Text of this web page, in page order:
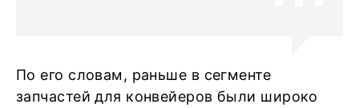
По его словам, раньше в сегменте
запчастей для конвейеров были широко